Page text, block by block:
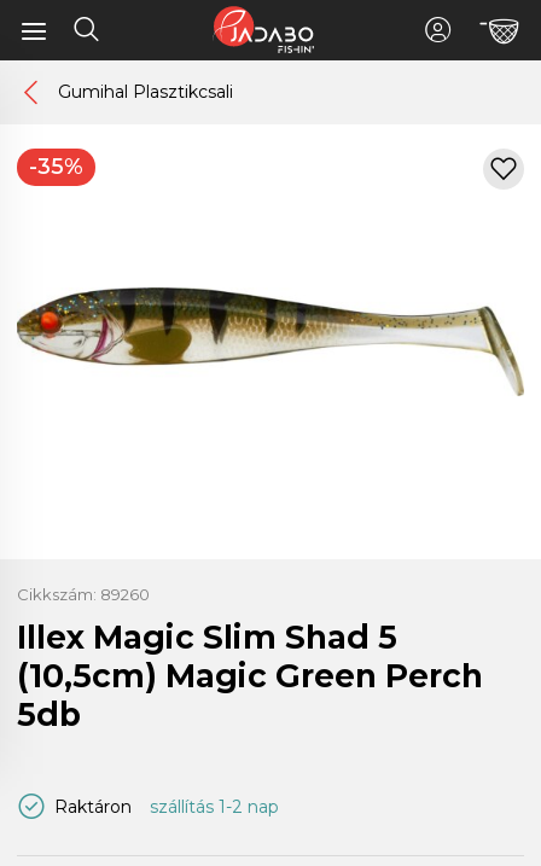
Gumihal Plasztikcsali
-35%
Cikkszám: 89260
Illex Magic Slim Shad 5
(10,5cm) Magic Green Perch
5db
Raktáron szállítás 1-2 nap